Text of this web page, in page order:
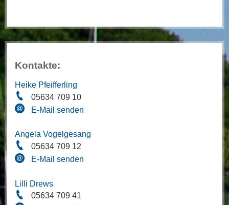
Kontakte:
Heike Pfeifferling
05634 709 10
E-Mail senden
Angela Vogelgesang
05634 709 12
E-Mail senden
Lilli Drews
05634 709 41